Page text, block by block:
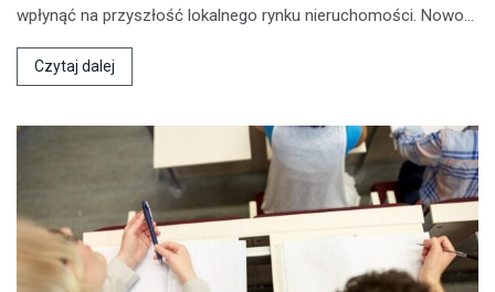
wpłynąć na przyszłość lokalnego rynku nieruchomości. Nowo…
Czytaj dalej